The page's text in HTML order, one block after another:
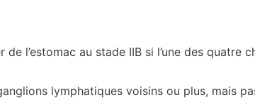
l’estomac au stade IIB si l’une des quatre
lymphatiques voisins ou plus, mais